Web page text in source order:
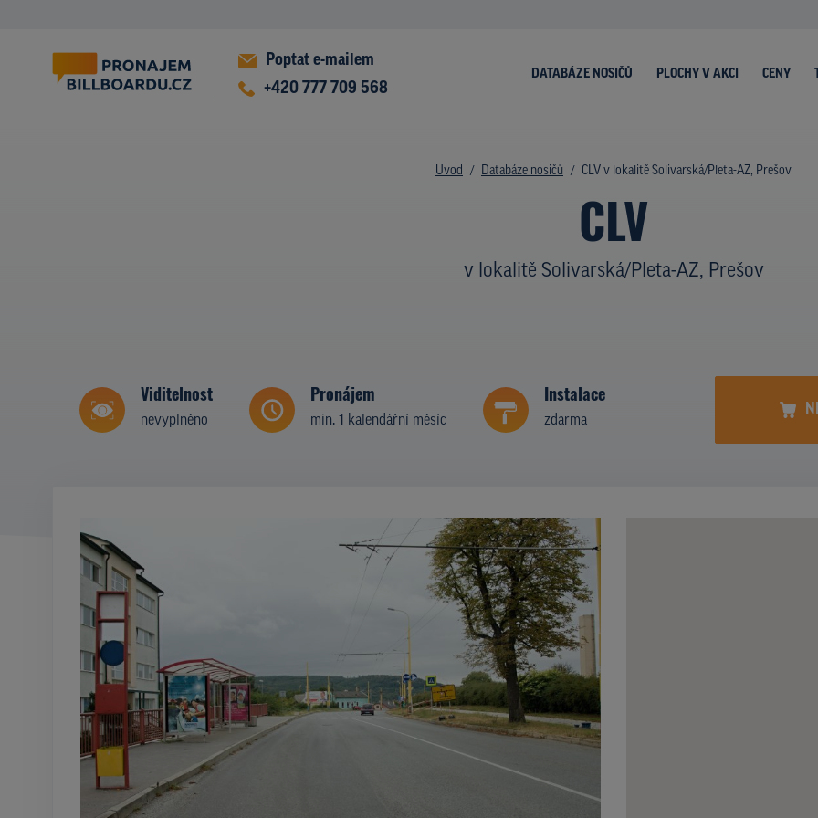
Poptat e-mailem
+420 777 709 568
DATABÁZE NOSIČŮ PLOCHY V AKCI CENY
Úvod Databáze nosičů CLV v lokalitě Solivarská/Pleta-AZ, Prešov
CLV
v lokalitě Solivarská/Pleta-AZ, Prešov
Viditelnost
nevyplněno
Pronájem
min. 1 kalendářní měsíc
Instalace
zdarma